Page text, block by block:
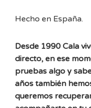
Hecho en España.
Desde 1990 Cala
directo, en ese
pruebas algo y
años también
queremos